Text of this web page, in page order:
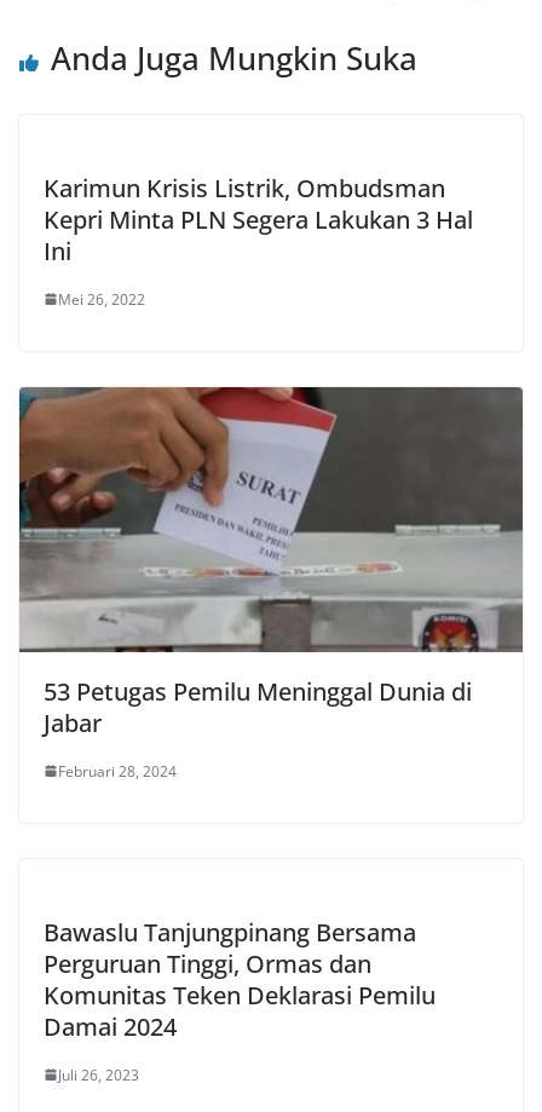
Anda Juga Mungkin Suka
Karimun Krisis Listrik, Ombudsman
Kepri Minta PLN Segera Lakukan 3 Hal
Ini
Mei 26, 2022
53 Petugas Pemilu Meninggal Dunia di
Jabar
Februari 28, 2024
Bawaslu Tanjungpinang Bersama
Perguruan Tinggi, Ormas dan
Komunitas Teken Deklarasi Pemilu
Damai 2024
Juli 26, 2023